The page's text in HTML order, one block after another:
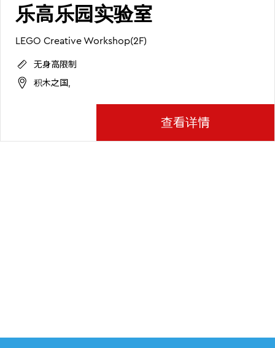
乐高乐园实验室
LEGO Creative Workshop(2F)
无身高限制
积木之国,
查看详情